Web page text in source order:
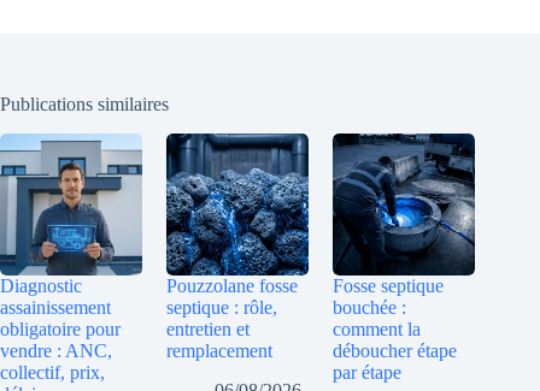
Publications similaires
Diagnostic
assainissement
obligatoire pour
vendre : ANC,
collectif, prix,
Pouzzolane fosse
septique : rôle,
entretien et
remplacement
Fosse septique
bouchée :
comment la
déboucher étape
par étape